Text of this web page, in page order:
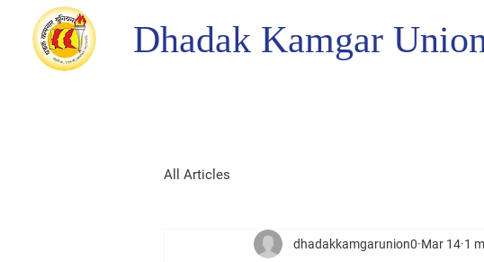
Dhadak Kamgar
All Articles
dhadakkamgarunion0 Mar 14 1